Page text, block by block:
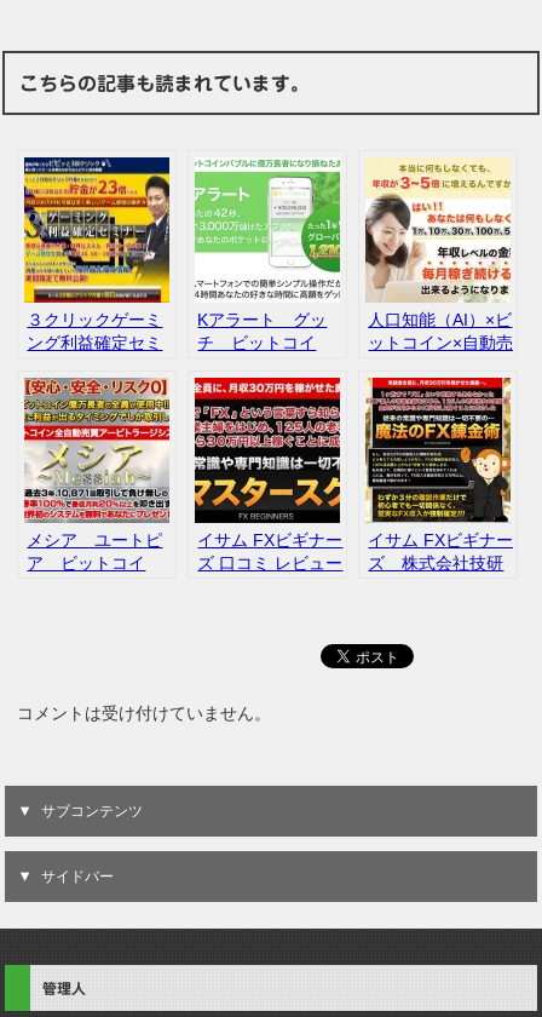
こちらの記事も読まれています。
３クリックゲーミ
ング利益確定セミ
Kアラート グッ
チ ビットコイ
ュー
人口知能（AI）×ビ
ットコイン×自動売
判 口コミ
メシア ユートピ
ア ビットコイ
イサム FXビギナー
ズ 口コミ レビュー
イサム FXビギナー
ズ 株式会社技研
コメントは受け付けていません。
サブコンテンツ
サイドバー
管理人